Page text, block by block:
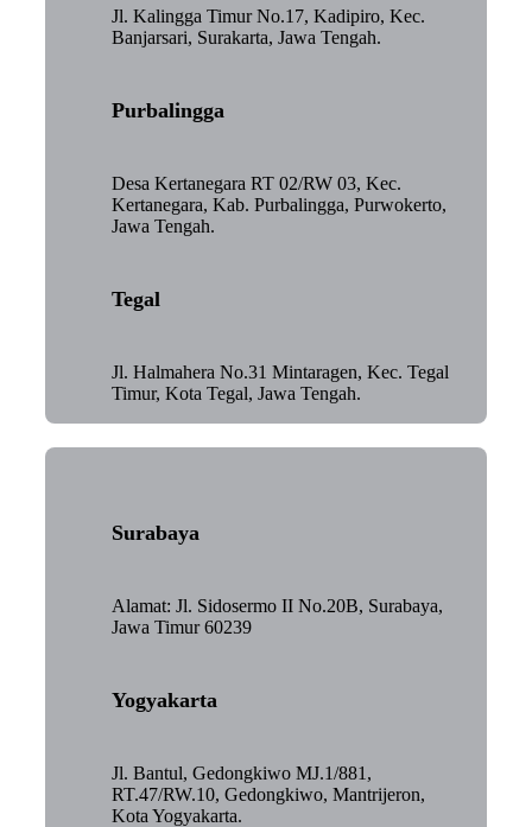
Jl. Kalingga Timur No.17, Kadipiro, Kec.
Banjarsari, Surakarta, Jawa Tengah.
Purbalingga
Desa Kertanegara RT 02/RW 03, Kec.
Kertanegara, Kab. Purbalingga, Purwokerto,
Jawa Tengah.
Tegal
Jl. Halmahera No.31 Mintaragen, Kec. Tegal
Timur, Kota Tegal, Jawa Tengah.
Surabaya
Alamat: Jl. Sidosermo II No.20B, Surabaya,
Jawa Timur 60239
Yogyakarta
Jl. Bantul, Gedongkiwo MJ.1/881,
RT.47/RW.10, Gedongkiwo, Mantrijeron,
Kota Yogyakarta.